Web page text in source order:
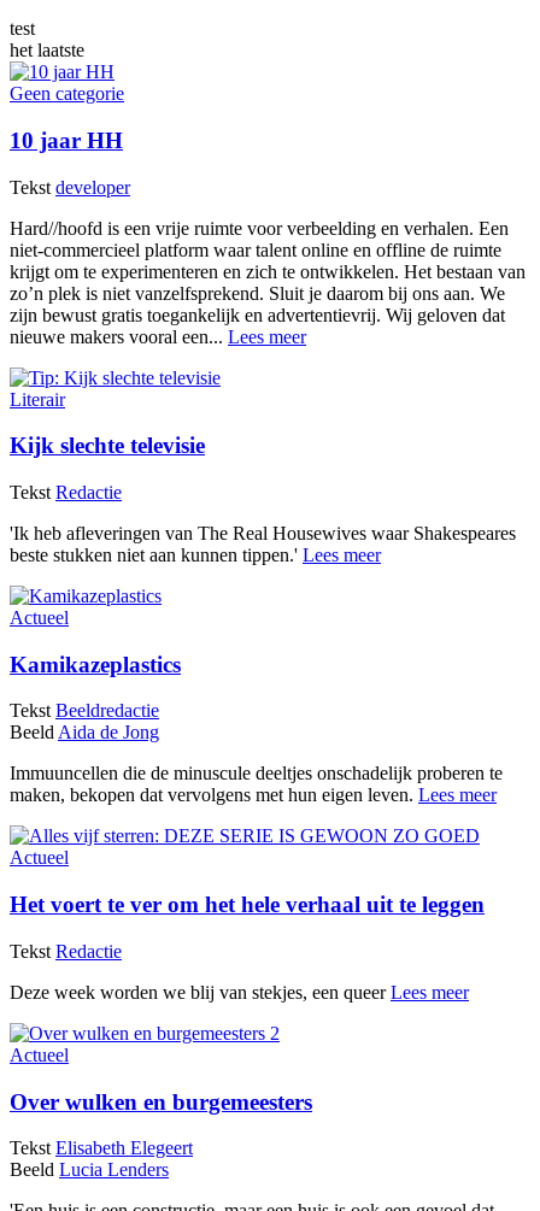
test
het laatste
Geen categorie
10 jaar HH
Tekst developer
Hard//hoofd is een vrije ruimte voor verbeelding en verhalen. Een
niet-commercieel platform waar talent online en offline de ruimte
krijgt om te experimenteren en zich te ontwikkelen. Het bestaan van
zo’n plek is niet vanzelfsprekend. Sluit je daarom bij ons aan. We
zijn bewust gratis toegankelijk en advertentievrij. Wij geloven dat
nieuwe makers vooral een... Lees meer
Literair
Kijk slechte televisie
Tekst Redactie
'Ik heb afleveringen van The Real Housewives waar Shakespeares
beste stukken niet aan kunnen tippen.' Lees meer
Actueel
Kamikazeplastics
Tekst Beeldredactie
BeeldAida de Jong
Immuuncellen die de minuscule deeltjes onschadelijk proberen te
maken, bekopen dat vervolgens met hun eigen leven. Lees meer
Actueel
Het voert te ver om het hele verhaal uit te leggen
Tekst Redactie
Deze week worden we blij van stekjes, een queerLees meer
Actueel
Over wulken en burgemeesters
Tekst Elisabeth Elegeert
Beeld Lucia Lenders